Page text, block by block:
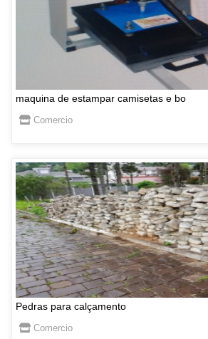
maquina de estampar camisetas e bo
Comercio
Pedras para calçamento
Comercio